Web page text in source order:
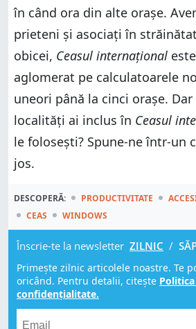
în când ora din alte orașe.
prieteni și asociați în
obicei, Ceasul internațional
aglomerat pe calculatoarele
uneori până la cinci orașe. Dar
localități ai inclus în Ceasul
le folosești? Spune-ne într-un
jos.
DESCOPERĂ: PRODUCTIVITATE
CEAS
WINDOWS
Înscrie-te la newsletter ZILNIC /
Primește zilnic articolele noastre. Te
oricând. Pentru detalii, citește
confidențialitate.